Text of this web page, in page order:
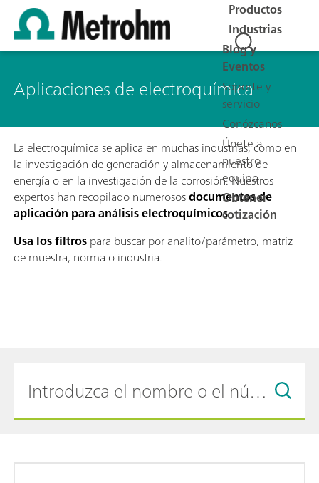
Productos
Industrias
Blog y
Eventos
Soporte y
servicio
Conózcanos
Únete a
nuestro
equipo
Obtener
cotización
Aplicaciones de electroquímica
La electroquímica se aplica en muchas industrias, como en
la investigación de generación y almacenamiento de
energía o en la investigación de la corrosión. Nuestros
expertos han recopilado numerososdocumentos de
aplicación para análisis electroquímicos.
Usa los filtrospara buscar por analito/parámetro, matriz
de muestra, norma o industria.